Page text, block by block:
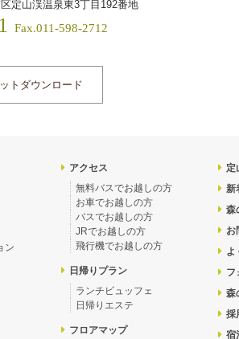
定山渓温泉東3丁目192番地
Fax.011-598-2712
トダウンロード
ン
アクセス
無料バスでお越しの方
お車でお越しの方
バスでお越しの方
JRでお越しの方
飛行機でお越しの方
日帰りプラン
ランチビュッフェ
日帰りエステ
フロアマップ
定
新
森
お
よ
フ
森
採
宿